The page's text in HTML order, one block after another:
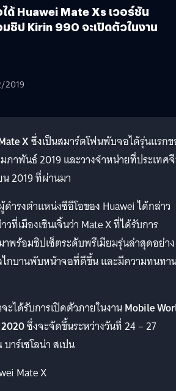
ด้ Huawei Mate Xs เวอร์ชัน
ชิป Kirin 990 จะเปิดตัวในงาน
2019
Xซึ่งเป็นสมาร์ตโฟนพับจอได้รุ่นแรก
ภาพันธ์ 2019 และวางจำหน่ายที่ประเทศ
2019 ที่ผ่านมา
ดำรงตำแหน่งซีอีโอของ Huawei ได้กล่าว
ที่เมืองเชินเจิ้นว่า Mate X ที่ได้รับการ
พร้อมชิปเซ็ตระดับพรีเมียมรุ่นล่าสุดอย่าง
กบานพับหน้าจอที่ดีขึ้น และมีความทนทา
ะได้รับการเปิดตัวภายในงานMobile
ซึ่งจะจัดขึ้นระหว่างวันที่ 24 – 27
ร์เซโลน่า สเปน
Mate X